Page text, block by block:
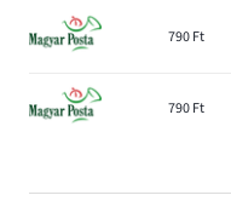
790 Ft
790 Ft